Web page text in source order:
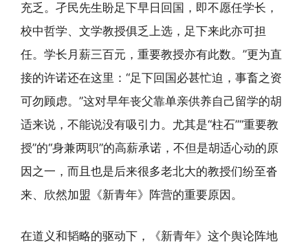
充乏。孑民先生盼足下早日回国，即不愿任学长，
校中哲学、文学教授俱乏上选，足下来此亦可担
任。学长月薪三百元，重要教授亦有此数。”更为直
接的许诺还在这里：“足下回国必甚忙迫，事畜之资
可勿顾虑。”这对早年丧父靠单亲供养自己留学的胡
适来说，不能说没有吸引力。尤其是“柱石”“重要教
授”的“身兼两职”的高薪承诺，不但是胡适心动的原
因之一，而且也是后来很多老北大的教授们纷至沓
来、欣然加盟《新青年》阵营的重要原因。
在道义和韬略的驱动下，《新青年》这个舆论阵地